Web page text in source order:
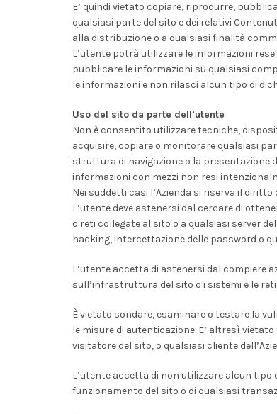
E’ quindi vietato copiare, riprodurre,
qualsiasi parte del sito e dei relativi
alla distribuzione o a qualsiasi finalità
L’utente potrà utilizzare le informazioni
pubblicare le informazioni su qualsiasi
le informazioni e non rilasci alcun tipo di
Uso del sito da parte dell’utente
Non è consentito utilizzare tecniche,
acquisire, copiare o monitorare qualsiasi
struttura di navigazione o la presentazione
informazioni con mezzi non resi
Nei suddetti casi l’Azienda si riserva il
L’utente deve astenersi dal cercare di
o reti collegate al sito o a qualsiasi server
hacking, intercettazione delle password o
L’utente accetta di astenersi dal compiere
sull’infrastruttura del sito o i sistemi e le reti
È vietato sondare, esaminare o testare la
le misure di autenticazione. E’ altresì
visitatore del sito, o qualsiasi cliente
L’utente accetta di non utilizzare alcun
funzionamento del sito o di qualsiasi